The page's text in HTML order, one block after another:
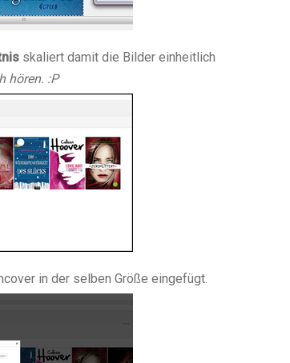
skaliert damit die Bilder einheitlich
hören. :P
in der selben Größe eingefügt.